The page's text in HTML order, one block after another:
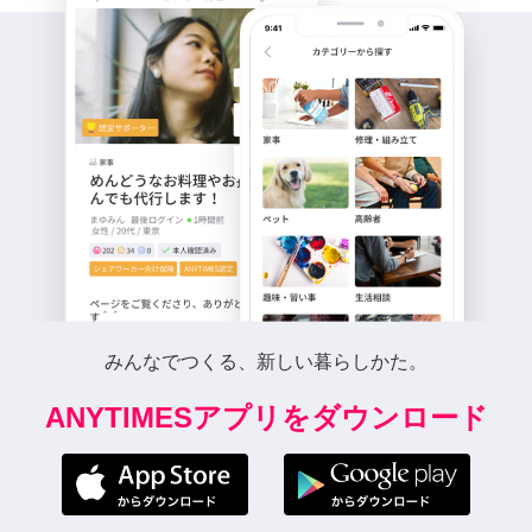
みんなでつくる、新しい暮らしかた。
ANYTIMESアプリをダウンロード